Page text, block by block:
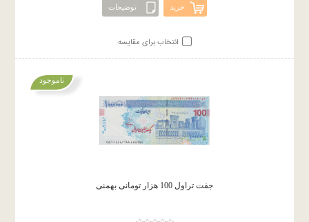
خرید توضیحات
انتخاب برای مقایسه
جفت تراول 100 هزار تومانی بهمنی
ناموجود